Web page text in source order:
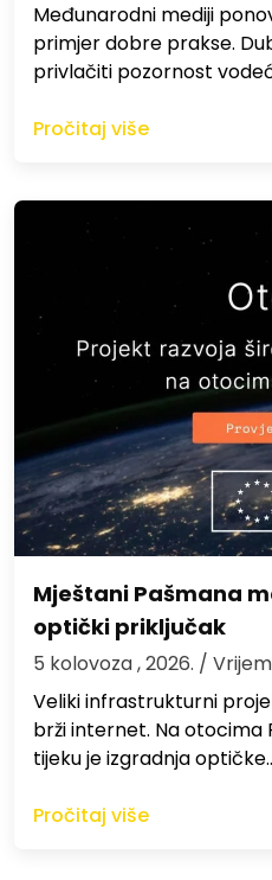
Međunarodni mediji
primjer dobre prakse.
privlačiti pozornost
Pročitaj više
Mještani Pašmana
optički priključak
5 kolovoza , 2026. /
Veliki infrastrukturni
brži internet. Na otocima
tijeku je izgradnja
Pročitaj više